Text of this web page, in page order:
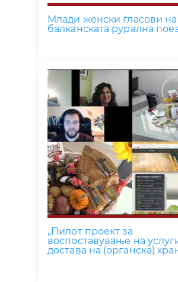
Mлади женски гласови на
балканската рурална
„Пилот проект за
воспоставување на
достава на (органска)